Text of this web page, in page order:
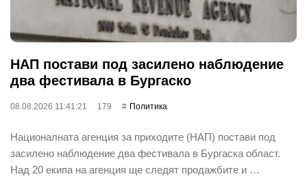
НАП постави под засилено наблюдение
два фестивала в Бургаско
08.08.2026 11:41:21 179 Политика
Националната агенция за приходите (НАП) постави под
засилено наблюдение два фестивала в Бургаска област.
Над 20 екипа на агенция ще следят продажбите и …